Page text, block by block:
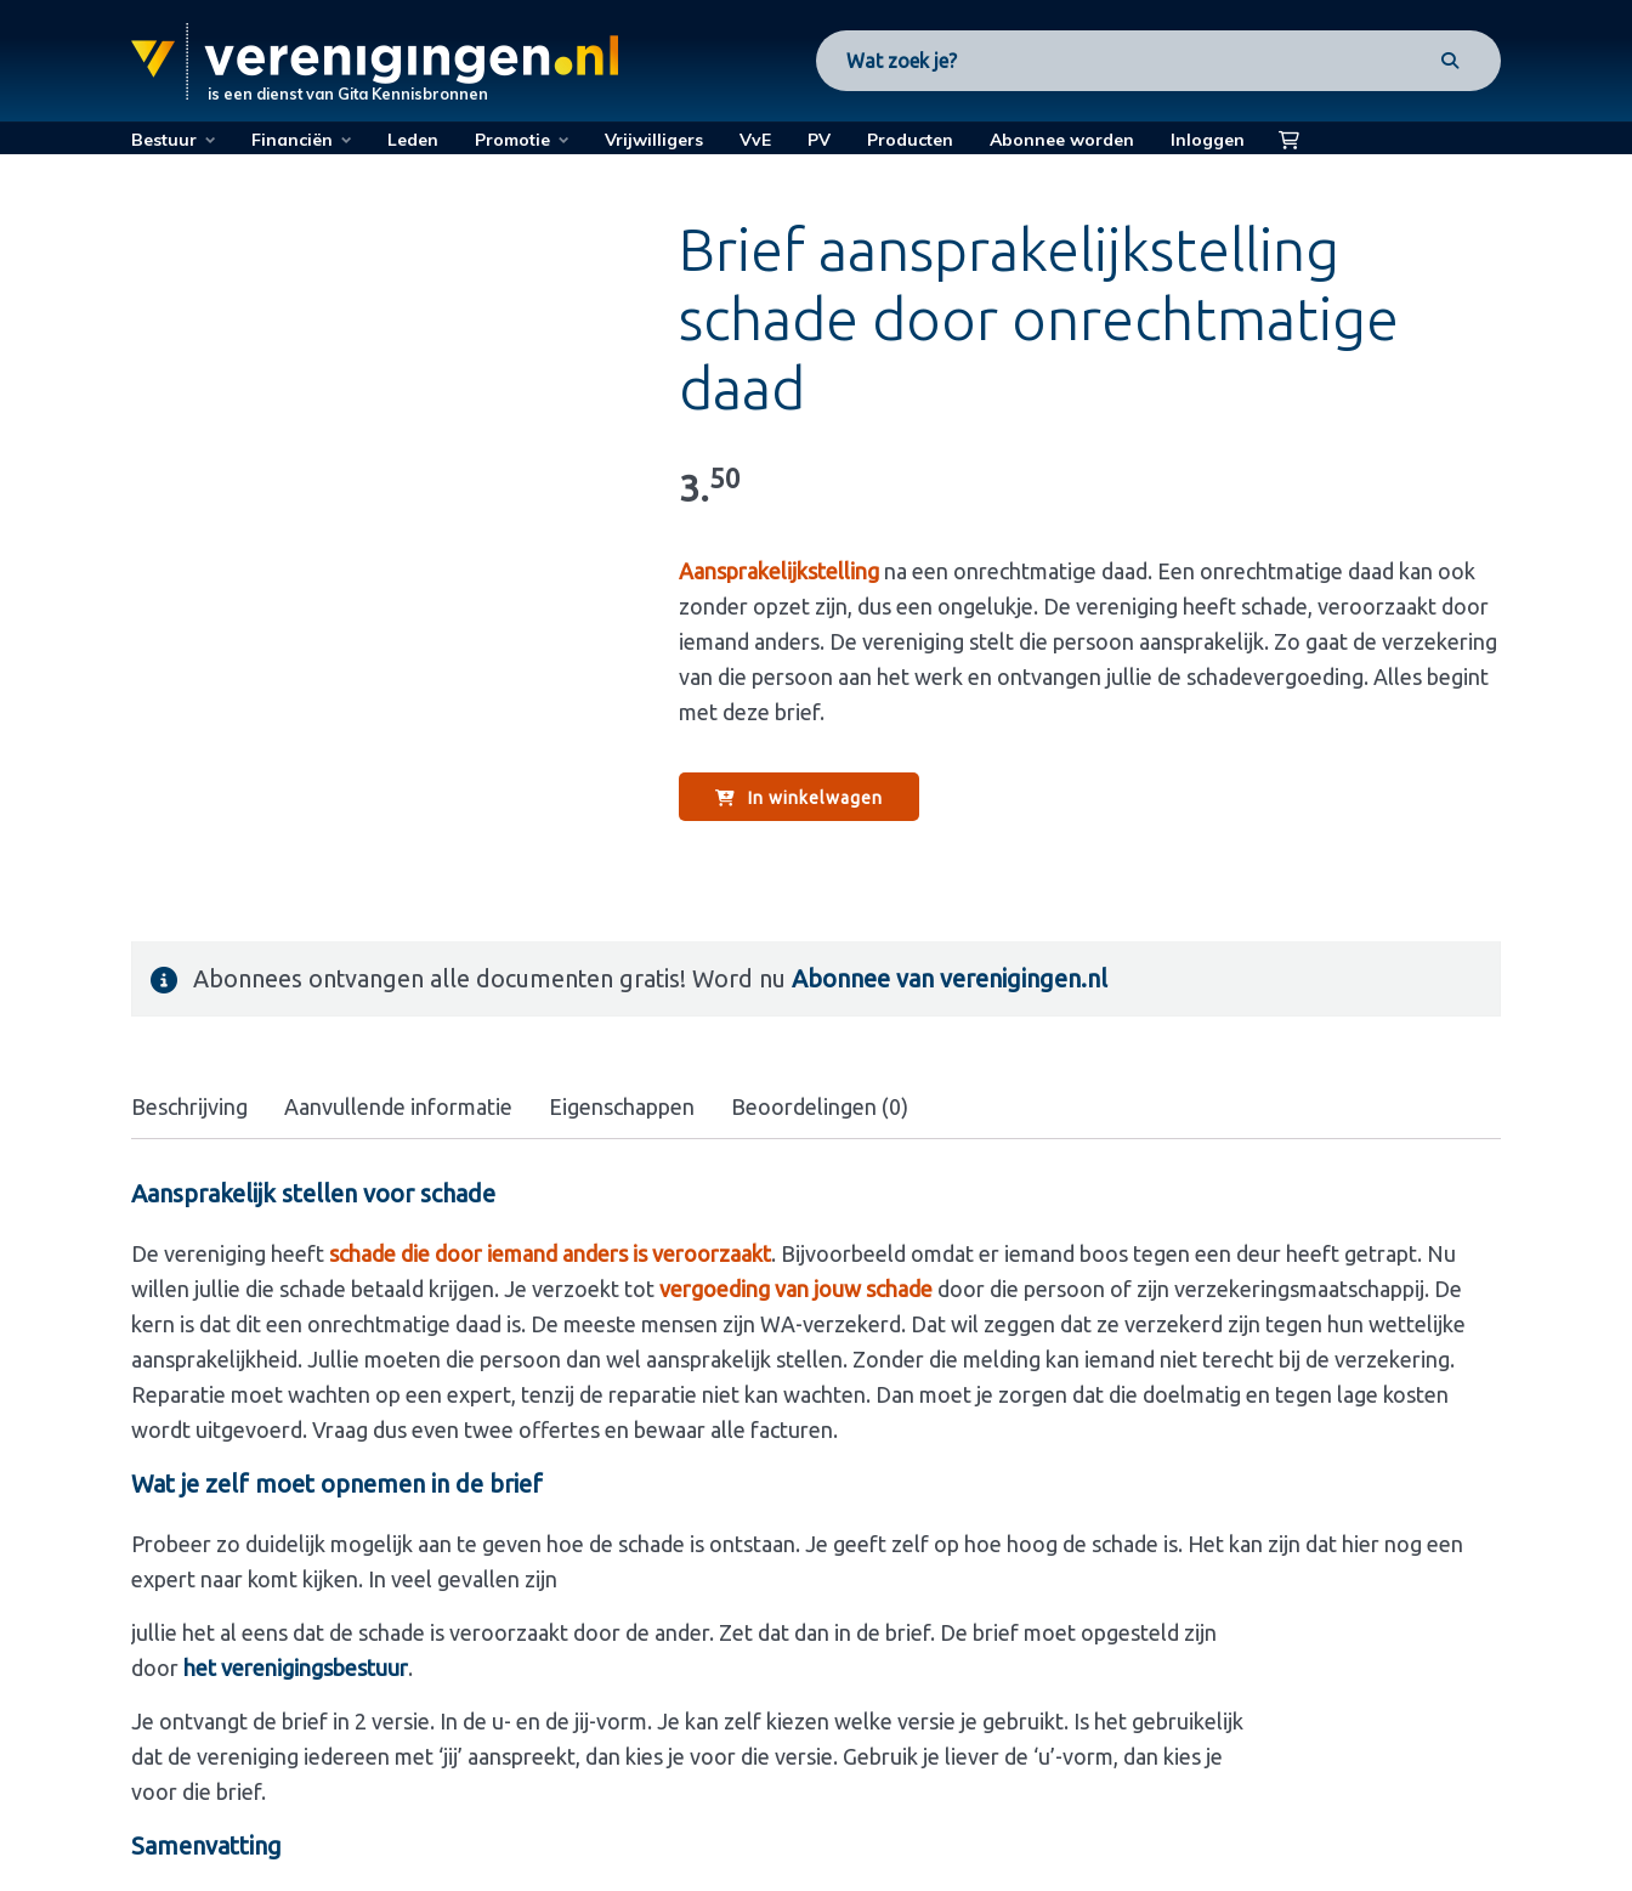
is een dienst van Gita Kennisbronnen
Bestuur Financiën Leden Promotie Vrijwilligers VvE PV Producten Abonnee worden Inloggen
Brief aansprakelijkstelling
schade door onrechtmatige
daad
3.50
Aansprakelijkstelling na een onrechtmatige daad. Een onrechtmatige daad kan ook
zonder opzet zijn, dus een ongelukje. De vereniging heeft schade, veroorzaakt door
iemand anders. De vereniging stelt die persoon aansprakelijk. Zo gaat de verzekering
van die persoon aan het werk en ontvangen jullie de schadevergoeding. Alles begint
met deze brief.
In winkelwagen
Abonnees ontvangen alle documenten gratis! Word nu Abonnee van verenigingen.nl
Beschrijving Aanvullende informatie Eigenschappen Beoordelingen (0)
Aansprakelijk stellen voor schade
De vereniging heeft schade die door iemand anders is veroorzaakt. Bijvoorbeeld omdat er iemand boos tegen een deur heeft getrapt. Nu
willen jullie die schade betaald krijgen. Je verzoekt tot vergoeding van jouw schade door die persoon of zijn verzekeringsmaatschappij. De
kern is dat dit een onrechtmatige daad is. De meeste mensen zijn WA-verzekerd. Dat wil zeggen dat ze verzekerd zijn tegen hun wettelijke
aansprakelijkheid. Jullie moeten die persoon dan wel aansprakelijk stellen. Zonder die melding kan iemand niet terecht bij de verzekering.
Reparatie moet wachten op een expert, tenzij de reparatie niet kan wachten. Dan moet je zorgen dat die doelmatig en tegen lage kosten
wordt uitgevoerd. Vraag dus even twee offertes en bewaar alle facturen.
Wat je zelf moet opnemen in de brief
Probeer zo duidelijk mogelijk aan te geven hoe de schade is ontstaan. Je geeft zelf op hoe hoog de schade is. Het kan zijn dat hier nog een
expert naar komt kijken. In veel gevallen zijn
jullie het al eens dat de schade is veroorzaakt door de ander. Zet dat dan in de brief. De brief moet opgesteld zijn
door het verenigingsbestuur.
Je ontvangt de brief in 2 versie. In de u- en de jij-vorm. Je kan zelf kiezen welke versie je gebruikt. Is het gebruikelijk
dat de vereniging iedereen met ‘jij’ aanspreekt, dan kies je voor die versie. Gebruik je liever de ‘u’-vorm, dan kies je
voor die brief.
Samenvatting